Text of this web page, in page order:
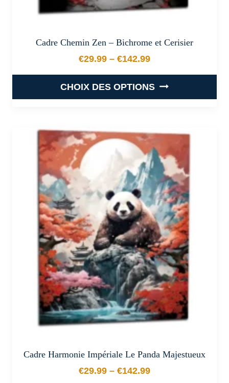
Cadre Chemin Zen – Bichrome et Cerisier
€29.99 – €142.99
Plage de prix : €29.99 à
CHOIX DES OPTIONS
a
plusieurs
variations.
Les
options
peuvent
être
choisies
sur
la
page
du
produit
Cadre Harmonie Impériale Le Panda Majestueux
€29.99 – €142.99
Plage de prix : €29.99 à